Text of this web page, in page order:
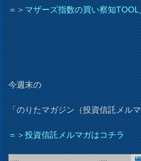
＝＞マザーズ指数の買い察知
今週末の
「のりたマガジン（投資信託メル
＝＞投資信託メルマガはコチラ